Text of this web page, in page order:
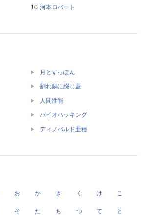
河本ロバート
月とすっぽん
割れ鍋に綴じ蓋
人間性能
バイオハッキング
ディノバルド亜種
お か き く け こ
そ た ち つ て と